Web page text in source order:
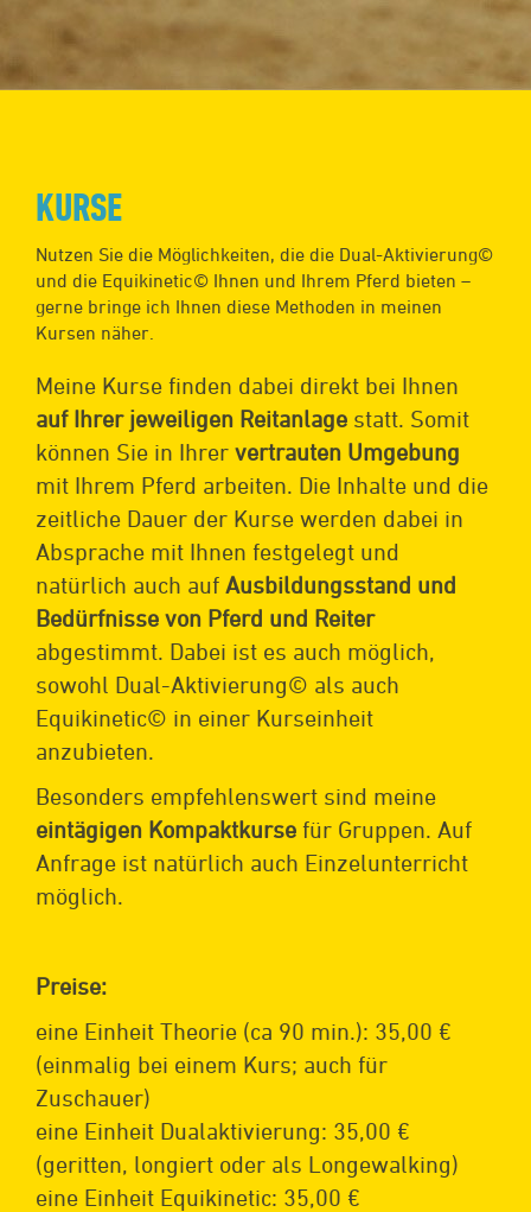
KURSE
Nutzen Sie die Möglichkeiten, die die Dual-Aktivierung©
und die Equikinetic© Ihnen und Ihrem Pferd bieten –
gerne bringe ich Ihnen diese Methoden in meinen
Kursen näher.
Meine Kurse finden dabei direkt bei Ihnen
auf Ihrer jeweiligen Reitanlage statt. Somit
können Sie in Ihrer vertrauten Umgebung
mit Ihrem Pferd arbeiten. Die Inhalte und die
zeitliche Dauer der Kurse werden dabei in
Absprache mit Ihnen festgelegt und
natürlich auch auf Ausbildungsstand und
Bedürfnisse von Pferd und Reiter
abgestimmt. Dabei ist es auch möglich,
sowohl Dual-Aktivierung© als auch
Equikinetic© in einer Kurseinheit
anzubieten.
Besonders empfehlenswert sind meine
eintägigen Kompaktkurse für Gruppen. Auf
Anfrage ist natürlich auch Einzelunterricht
möglich.
Preise:
eine Einheit Theorie (ca 90 min.): 35,00 €
(einmalig bei einem Kurs; auch für
Zuschauer)
eine Einheit Dualaktivierung: 35,00 €
(geritten, longiert oder als Longewalking)
eine Einheit Equikinetic: 35,00 €